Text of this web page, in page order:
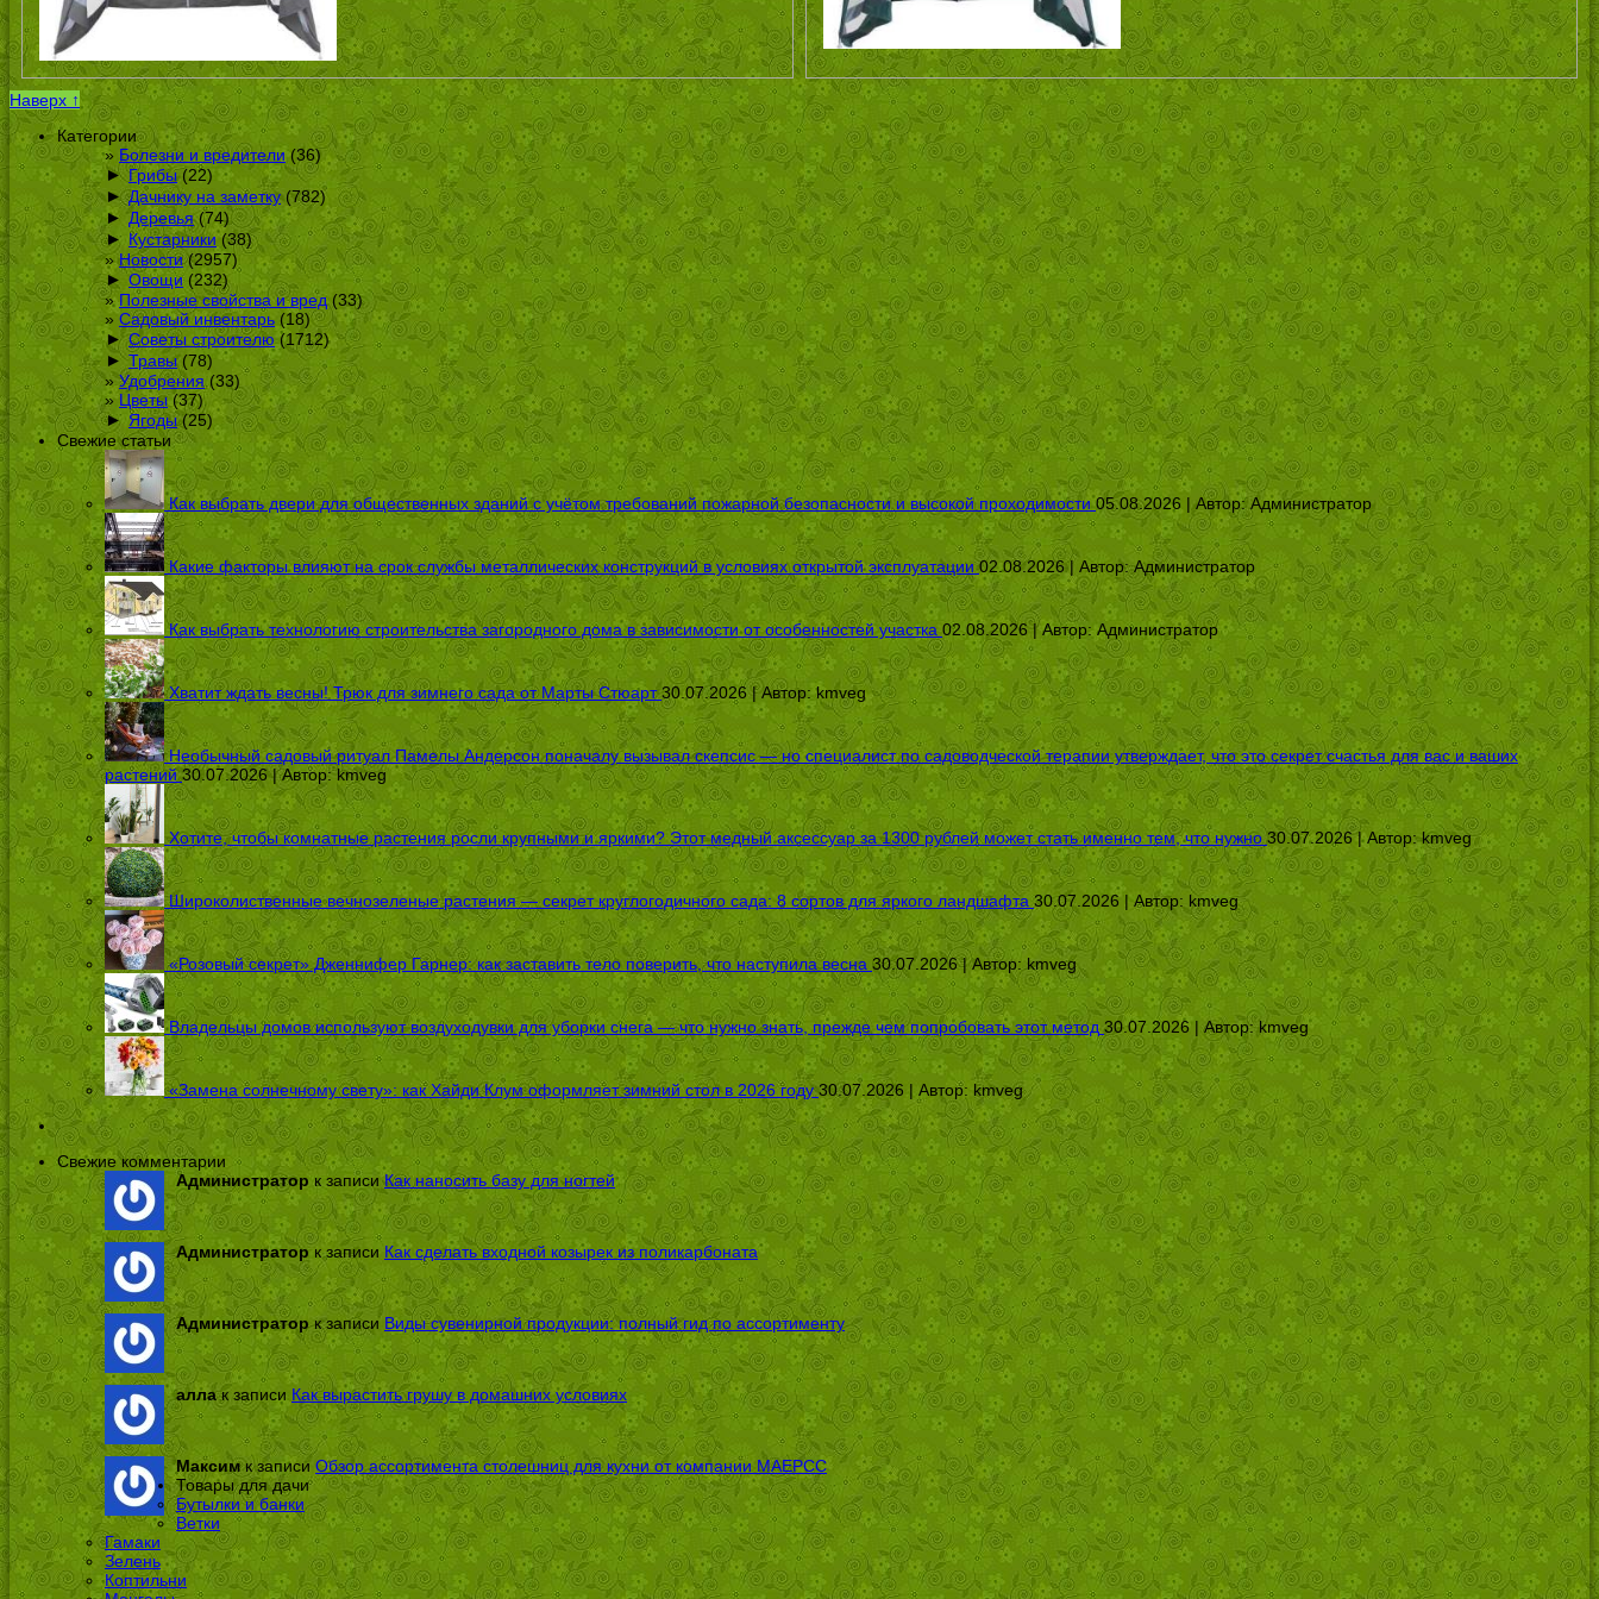
Наверх ↑
Категории
Болезни и вредители(36)
► Грибы(22)
► Дачнику на заметку(782)
► Деревья(74)
► Кустарники(38)
Новости(2957)
► Овощи(232)
Полезные свойства и вред(33)
Садовый инвентарь (18)
► Советы строителю(1712)
► Травы(78)
Удобрения(33)
Цветы(37)
► Ягоды(25)
Свежие статьи
Как выбрать двери для общественных зданий с учётом требований пожарной безопасности и высокой проходимости 05.08.2026 | Автор:Администратор
Какие факторы влияют на срок службы металлических конструкций в условиях открытой эксплуатации 02.08.2026 | Автор:Администратор
Как выбрать технологию строительства загородного дома в зависимости от особенностей участка 02.08.2026 | Автор:Администратор
Хватит ждать весны! Трюк для зимнего сада от Марты Стюарт 30.07.2026 | Автор:kmveg
Необычный садовый ритуал Памелы Андерсон поначалу вызывал скепсис — но специалист по садоводческой терапии утверждает, что это секрет счастья для вас и ваших
растений 30.07.2026 | Автор:kmveg
Хотите, чтобы комнатные растения росли крупными и яркими? Этот медный аксессуар за 1300 рублей может стать именно тем, что нужно 30.07.2026 | Автор:kmveg
Широколиственные вечнозеленые растения — секрет круглогодичного сада: 8 сортов для яркого ландшафта 30.07.2026 | Автор: kmveg
«Розовый секрет» Дженнифер Гарнер: как заставить тело поверить, что наступила весна 30.07.2026 | Автор:kmveg
Владельцы домов используют воздуходувки для уборки снега — что нужно знать, прежде чем попробовать этот метод 30.07.2026 | Автор:kmveg
«Замена солнечному свету»: как Хайди Клум оформляет зимний стол в 2026 году 30.07.2026 | Автор: kmveg
Свежие комментарии
Администратор к записиКак наносить базу для ногтей
Администратор к записи Как сделать входной козырек из поликарбоната
Администраторк записи Виды сувенирной продукции: полный гид по ассортименту
аллак записи Как вырастить грушу в домашних условиях
Максимк записи Обзор ассортимента столешниц для кухни от компании МАЕРСС
Товары для дачи
Бутылки и банки
Ветки
Гамаки
Зелень
Коптильни